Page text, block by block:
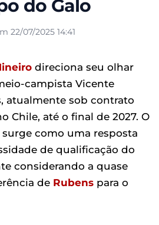
do Galo
22/07/2025 14:41
direciona seu olhar
campista Vicente
atualmente sob contrato
Chile, até o final de 2027. O
como uma resposta
de qualificação do
considerando a quase
de Rubens para o